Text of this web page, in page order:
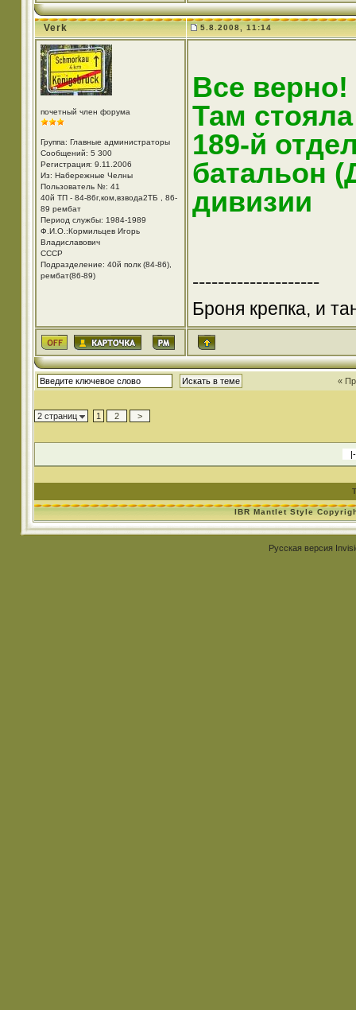
Verk 5.8.2008, 11:14
почетный член форума
Группа: Главные администраторы
Сообщений: 5 300
Регистрация: 9.11.2006
Из: Набережные Челны
Пользователь №: 41
40й ТП - 84-86г,ком,взвода2ТБ , 86-
89 рембат
Период службы: 1984-1989
Ф.И.О.:Кормильцев Игорь
Владиславович
СССР
Подразделение: 40й полк (84-86),
рембат(86-89)
Все верно!
Там
189-й
батальон
дивизии
--------------------
Броня крепка, и
«
2 страниц 1 2 >
IBR Mantlet Style
Русская версия